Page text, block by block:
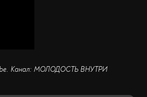
Канал: МОЛОДОСТЬ ВНУТРИ